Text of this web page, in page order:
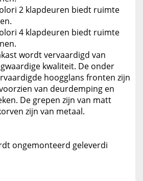
2 klapdeuren biedt ruimte
4 klapdeuren biedt ruimte
wordt vervaardigd van
kwaliteit. De onder
hoogglans fronten zijn
van deurdemping en
De grepen zijn van matt
zijn van metaal.
ongemonteerd geleverdi